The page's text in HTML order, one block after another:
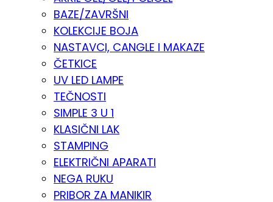
BAZE/ZAVRŠNI
KOLEKCIJE BOJA
NASTAVCI, CANGLE I MAKAZE
ČETKICE
UV LED LAMPE
TEČNOSTI
SIMPLE 3 U 1
KLASIČNI LAK
STAMPING
ELEKTRIČNI APARATI
NEGA RUKU
PRIBOR ZA MANIKIR